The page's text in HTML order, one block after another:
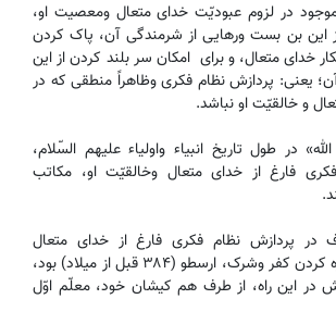
در لزوم عبودیّت خدای متعال ومعصیت او،
این بن بست ورهایی از شرمندگی آن، پاک کردن
خدای متعال، و برای امکان سر بلند کردن از این
یعنی: پردازش نظام فکری وظاهراً منطقی که در
و خالقیّت او نباشد.
در طول تاریخ انبیاء واولیاء علیهم السّلام،
فکری فارغ از خدای متعال وخالقیّت او، مکاتب
در پردازش نظام فکری فارغ از خدای متعال
وخالقیّت او، وتئوریزه کردن کفر وشرک، ارسطو (۳۸۴ قبل از میلاد) بود،
در این راه، از طرف هم کیشان خود، معلّم اوّل